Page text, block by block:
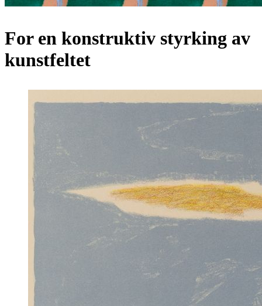
For en konstruktiv styrking av
kunstfeltet